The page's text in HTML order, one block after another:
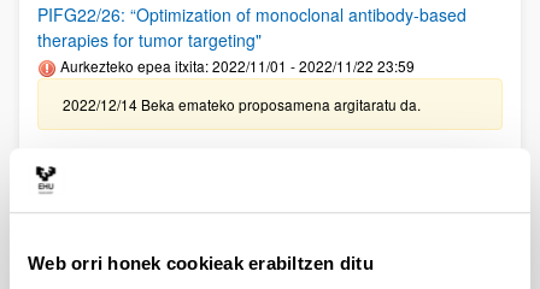
Web orri honek cookieak erabiltzen ditu
PIFG22/26: “Optimization of monoclonal antibody-based
therapies for tumor targeting"
Aurkezteko epea itxita: 2022/11/01 - 2022/11/22 23:59
2022/12/14 Beka emateko proposamena argitaratu da.
PIFG22/29: “Derecho transnacional del trabajo y transporte”